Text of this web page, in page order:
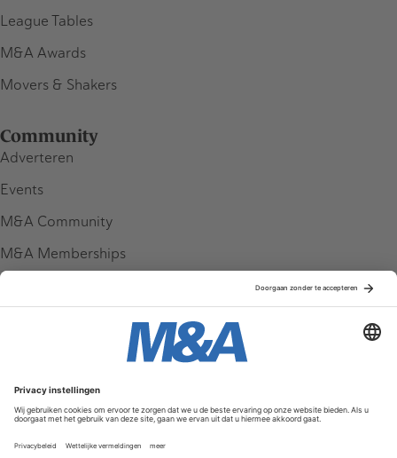
League Tables
M&A Awards
Movers & Shakers
Community
Adverteren
Events
M&A Community
M&A Memberships
Service & Contact
Contact
FAQ